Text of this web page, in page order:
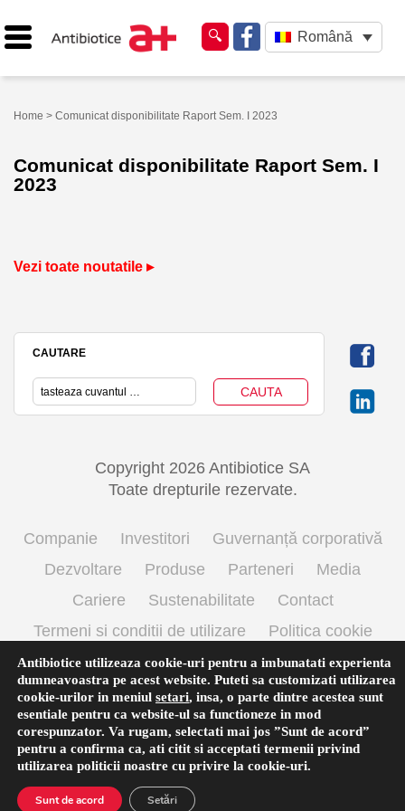
Română
Home > Comunicat disponibilitate Raport Sem. I 2023
Comunicat disponibilitate Raport Sem. I
2023
Vezi toate noutatile ▸
CAUTARE
Copyright 2026 Antibiotice SA
Toate drepturile rezervate.
Companie Investitori
Guvernanță corporativă
Dezvoltare
Produse Parteneri
Media
Cariere
Sustenabilitate
Contact
Termeni si conditii de utilizare
Politica cookie
Prelucrarea datelor cu caracter personal
Antibiotice utilizeaza cookie-uri pentru a imbunatati experienta
dumneavoastra pe acest website. Puteti sa customizati utilizarea
cookie-urilor in meniul setari, insa, o parte dintre acestea sunt
esentiale pentru ca website-ul sa functioneze in mod
corespunzator. Va rugam, selectati mai jos ”Sunt de acord”
pentru a confirma ca, ati citit si acceptati termenii privind
utilizarea politicii noastre cu privire la cookie-uri.
Sunt de acord Setări
Română